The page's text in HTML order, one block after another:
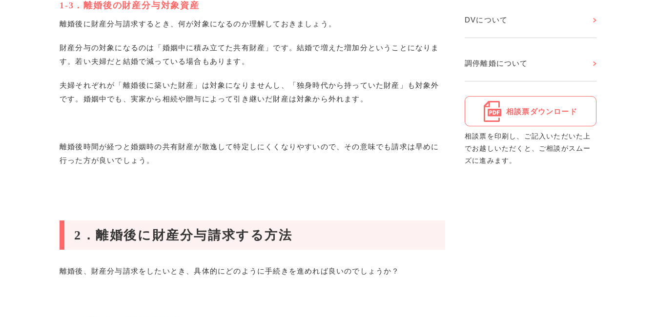
1-3 ．離婚後の財産分与対象資産
離婚後に財産分与請求するとき、何が対象になるのか理解しておきましょう。
財産分与の対象になるのは「婚姻中に積み立てた共有財産」です。結婚で増えた増加分ということになりま
す。若い夫婦だと結婚で減っている場合もあります。
夫婦それぞれが「離婚後に築いた財産」は対象になりませんし、「独身時代から持っていた財産」も対象外
です。婚姻中でも、実家から相続や贈与によって引き継いだ財産は対象から外れます。
離婚後時間が経つと婚姻時の共有財産が散逸して特定しにくくなりやすいので、その意味でも請求は早めに
行った方が良いでしょう。
2 ．離婚後に財産分与請求する方法
離婚後、財産分与請求をしたいとき、具体的にどのように手続きを進めれば良いのでしょうか？
DVについて
調停離婚について
相談票ダウンロード
相談票を印刷し、ご記入いただいた上
でお越しいただくと、ご相談がスムー
ズに進みます。